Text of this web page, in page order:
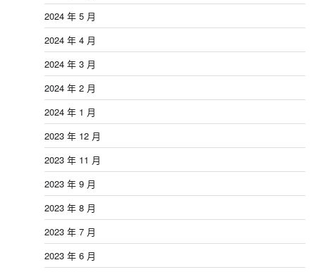
2024 年 5 月
2024 年 4 月
2024 年 3 月
2024 年 2 月
2024 年 1 月
2023 年 12 月
2023 年 11 月
2023 年 9 月
2023 年 8 月
2023 年 7 月
2023 年 6 月